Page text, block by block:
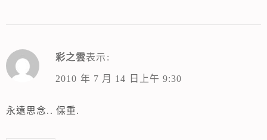
彩之雲表示:
2010 年 7 月 14 日上午 9:30
永遠思念.. 保重.